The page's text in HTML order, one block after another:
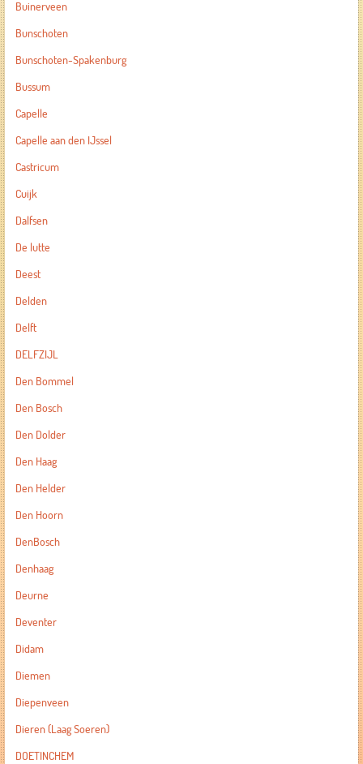
Buinerveen
Bunschoten
Bunschoten-Spakenburg
Bussum
Capelle
Capelle aan den IJssel
Castricum
Cuijk
Dalfsen
De lutte
Deest
Delden
Delft
DELFZIJL
Den Bommel
Den Bosch
Den Dolder
Den Haag
Den Helder
Den Hoorn
DenBosch
Denhaag
Deurne
Deventer
Didam
Diemen
Diepenveen
Dieren (Laag Soeren)
DOETINCHEM